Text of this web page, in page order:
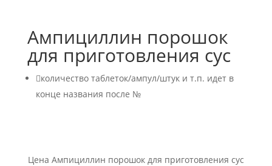
Ампициллин порошок
для приготовления сус
количество таблеток/ампул/штук и т.п. идет в
конце названия после №
Цена Ампициллин порошок для приготовления сус